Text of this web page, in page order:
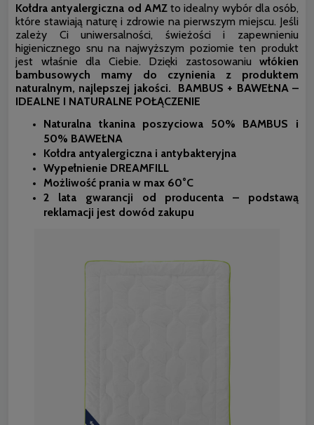
Kołdra antyalergiczna od AMZto idealny wybór dla osób,
które stawiają naturę i zdrowie na pierwszym miejscu. Jeśli
zależy Ci uniwersalności, świeżości i zapewnieniu
higienicznego snu na najwyższym poziomie ten produkt
jest właśnie dla Ciebie. Dzięki zastosowaniu włókien
bambusowych mamy do czynienia z produktem
naturalnym, najlepszej jakości.
BAMBUS + BAWEŁNA –
IDEALNE I NATURALNE POŁĄCZENIE
Naturalna tkanina poszyciowa 50% BAMBUS i
50% BAWEŁNA
Kołdra antyalergiczna i antybakteryjna
Wypełnienie DREAMFILL
Możliwość prania w max 60°C
2 lata gwarancji od producenta – podstawą
reklamacji jest dowód zakupu